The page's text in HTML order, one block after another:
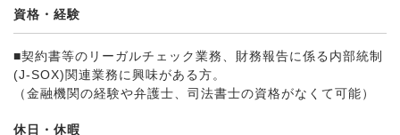
資格・経験
■契約書等のリーガルチェック業務、財務報告に係る内部統制
(J‐SOX)関連業務に興味がある方。
（金融機関の経験や弁護士、司法書士の資格がなくて可能）
休日・休暇